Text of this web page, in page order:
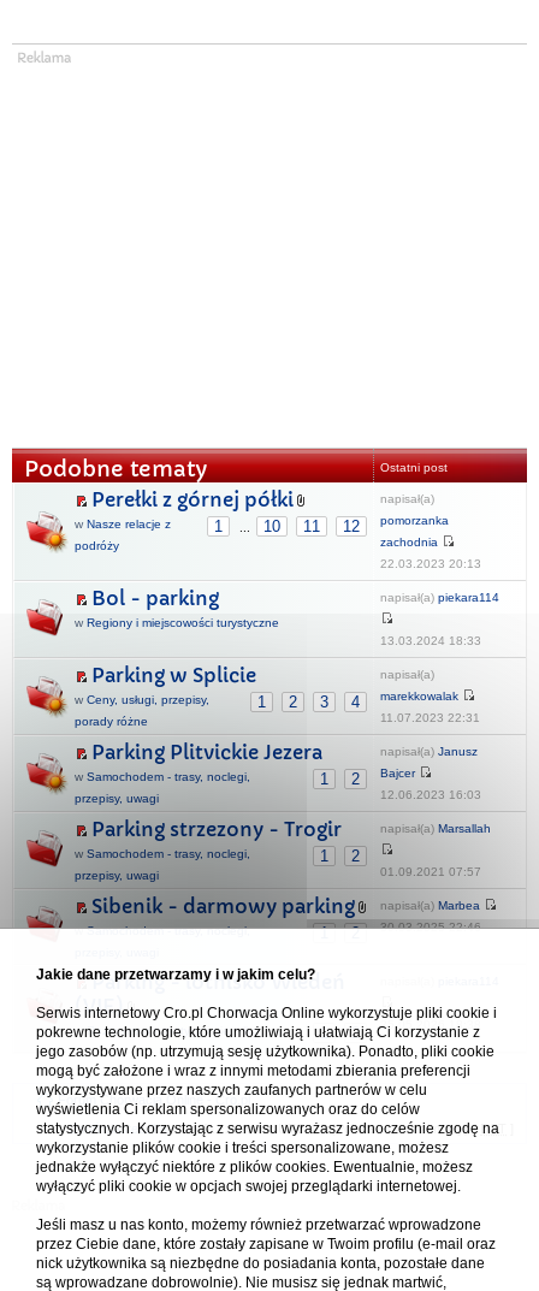
Podobne tematy Ostatni post
Perełki z górnej półki
1 10 11 12
w Nasze relacje z
podróży
napisał(a)
pomorzanka
zachodnia
22.03.2023 20:13
Bol - parking
w Regiony i miejscowości turystyczne
napisał(a) piekara114
13.03.2024 18:33
Parking w Splicie
1 2 3 4
w Ceny, usługi, przepisy,
porady różne
napisał(a)
marekkowalak
11.07.2023 22:31
Parking Plitvickie Jezera
1 2
w Samochodem - trasy, noclegi,
przepisy, uwagi
napisał(a) Janusz
Bajcer
12.06.2023 16:03
Parking strzezony - Trogir
1 2
w Samochodem - trasy, noclegi,
przepisy, uwagi
napisał(a) Marsallah
01.09.2021 07:57
Sibenik - darmowy parking
1 2
wSamochodem - trasy, noclegi,
napisał(a) Marbea
30.03.2025 22:46
Parking - lotnisko Wiedeń
(VIE)
1 2
wRozmowy o turystyce i nie tylko 25.05.2026 18:38
Forum Chorwacja Online - Cro.pl
Usuń ciasteczka• Strefa czasowa: UTC + 1 (Polska - czas zimowy) [ DST
Jakie dane przetwarzamy i w jakim celu?
Serwis internetowy Cro.pl Chorwacja Online wykorzystuje pliki cookie i
pokrewne technologie, które umożliwiają i ułatwiają Ci korzystanie z
jego zasobów (np. utrzymują sesję użytkownika). Ponadto, pliki cookie
mogą być założone i wraz z innymi metodami zbierania preferencji
wykorzystywane przez naszych zaufanych partnerów w celu
wyświetlenia Ci reklam spersonalizowanych oraz do celów
statystycznych. Korzystając z serwisu wyrażasz jednocześnie zgodę na
wykorzystanie plików cookie i treści spersonalizowane, możesz
jednakże wyłączyć niektóre z plików cookies. Ewentualnie, możesz
wyłączyć pliki cookie w opcjach swojej przeglądarki internetowej.
Jeśli masz u nas konto, możemy również przetwarzać wprowadzone
przez Ciebie dane, które zostały zapisane w Twoim profilu (e-mail oraz
nick użytkownika są niezbędne do posiadania konta, pozostałe dane
są wprowadzane dobrowolnie). Nie musisz się jednak martwić,